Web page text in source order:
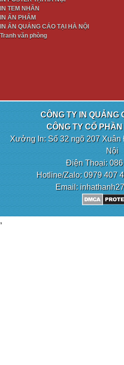
IN TEM NHÃN
IN ẤN PHẨM
IN ẤN QUẢNG CÁO TẠI HÀ NỘI
Tranh văn phòng
CÔNG TY IN QUẢNG
CÔNG TY CỔ
Xưởng In: Số 32 ngõ 207
Nội
Điện Thoại:
Hotline/Zalo: 0979 407
Email:
,